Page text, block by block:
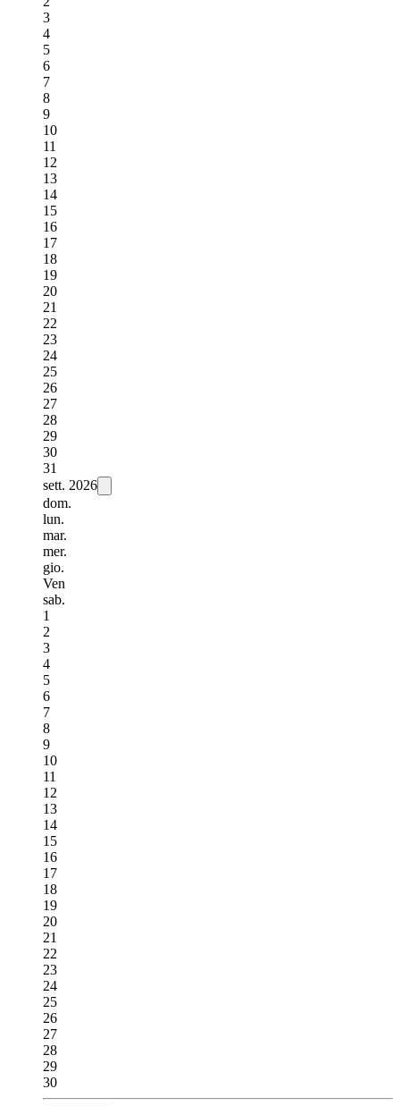
3
4
5
6
7
8
9
10
11
12
13
14
15
16
17
18
19
20
21
22
23
24
25
26
27
28
29
30
31
sett. 2026
dom.
lun.
mar.
mer.
gio.
Ven
sab.
1
2
3
4
5
6
7
8
9
10
11
12
13
14
15
16
17
18
19
20
21
22
23
24
25
26
27
28
29
30